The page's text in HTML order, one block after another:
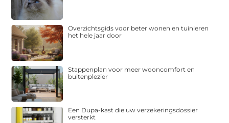
Overzichtsgids voor beter wonen en tuinieren
het hele jaar door
Stappenplan voor meer wooncomfort en
buitenplezier
Een Dupa-kast die uw verzekeringsdossier
versterkt